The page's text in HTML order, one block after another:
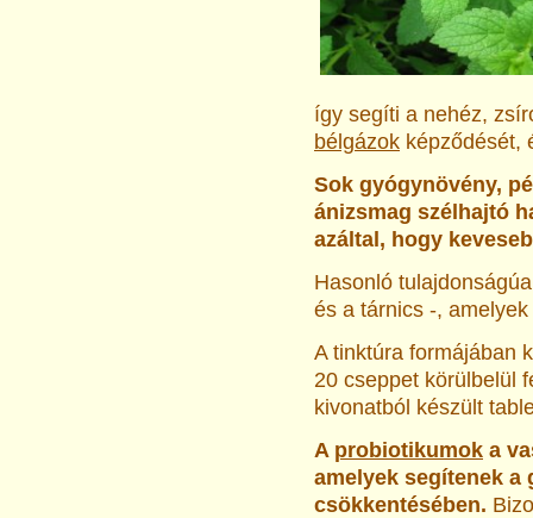
így segíti a nehéz,
bélgázok képződését,
Sok gyógynövény,
ánizsmag szélhajtó
azáltal, hogy
Hasonló
és a tárnics -,
A tinktúra formájában
20 cseppet körülbelül
kivonatból készült
A probiotikumok a
amelyek segítenek a
csökkentésében.